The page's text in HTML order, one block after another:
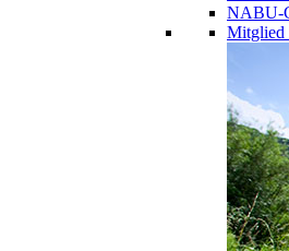
NABU-
Mitglied